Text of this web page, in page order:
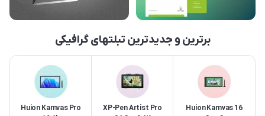
برترین و جدیدترین تبلتهای گرافیکی
Huion Kamvas 16
XP-Pen Artist Pro
Huion Kamvas Pro